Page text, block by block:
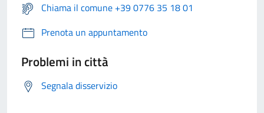
Chiama il comune +39 0776 35 18 01
Prenota un appuntamento
Problemi in città
Segnala disservizio